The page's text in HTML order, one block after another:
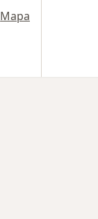
Mapa